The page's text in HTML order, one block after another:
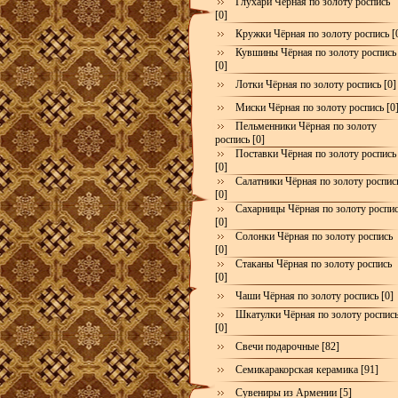
[0]
Кружки Чёрная по золоту роспись
Кувшины Чёрная по золоту роспись
[0]
Лотки Чёрная по золоту роспись [0]
Миски Чёрная по золоту роспись [0]
Пельменники Чёрная по золоту
роспись [0]
Поставки Чёрная по золоту роспись
[0]
Салатники Чёрная по золоту
[0]
Сахарницы Чёрная по золоту
[0]
Солонки Чёрная по золоту роспись
[0]
Стаканы Чёрная по золоту роспись
[0]
Чаши Чёрная по золоту роспись [0]
Шкатулки Чёрная по золоту роспись
[0]
Свечи подарочные [82]
Семикаракорская керамика [91]
Сувениры из Армении [5]